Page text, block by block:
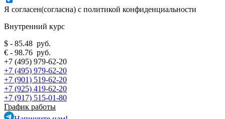
Я согласен(согласна) с политикой конфиденциальности
Внутренний курс
$ - 85.48 руб.
€ - 98.76 руб.
+7 (495) 979-62-20
+7 (495) 979-62-20
+7 (901) 519-62-20
+7 (925) 419-62-20
+7 (917) 515-01-80
График работы